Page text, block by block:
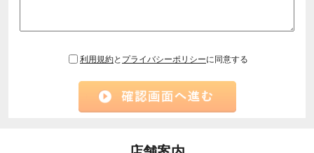
利用規約と プライバシーポリシーに同意する